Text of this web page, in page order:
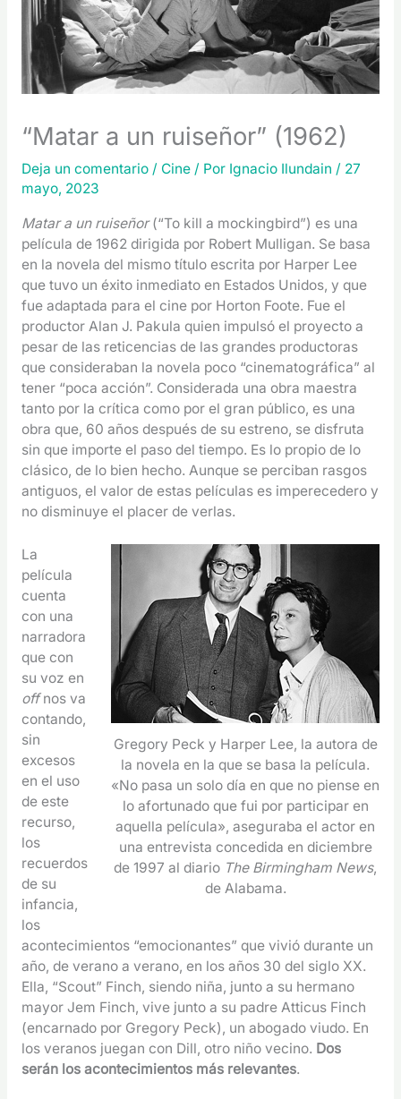
“Matar a un ruiseñor” (1962)
Deja un comentario / Cine/ Por Ignacio Ilundain / 27
mayo, 2023
Matar a un ruiseñor(“To kill a mockingbird”) es una
película de 1962 dirigida por Robert Mulligan. Se basa
en la novela del mismo título escrita por Harper Lee
que tuvo un éxito inmediato en Estados Unidos, y que
fue adaptada para el cine por Horton Foote. Fue el
productor Alan J. Pakula quien impulsó el proyecto a
pesar de las reticencias de las grandes productoras
que consideraban la novela poco “cinematográfica” al
tener “poca acción”. Considerada una obra maestra
tanto por la crítica como por el gran público, es una
obra que, 60 años después de su estreno, se disfruta
sin que importe el paso del tiempo. Es lo propio de lo
clásico, de lo bien hecho. Aunque se perciban rasgos
antiguos, el valor de estas películas es imperecedero y
no disminuye el placer de verlas.
Gregory Peck y Harper Lee, la autora de
la novela en la que se basa la película.
«No pasa un solo día en que no piense en
lo afortunado que fui por participar en
aquella película», aseguraba el actor en
una entrevista concedida en diciembre
de 1997 al diario The Birmingham News,
de Alabama.
La
película
cuenta
con una
narradora
que con
su voz en
offnos va
contando,
sin
excesos
en el uso
de este
recurso,
los
recuerdos
de su
infancia,
los
acontecimientos “emocionantes” que vivió durante un
año, de verano a verano, en los años 30 del siglo XX.
Ella, “Scout” Finch, siendo niña, junto a su hermano
mayor Jem Finch, vive junto a su padre Atticus Finch
(encarnado por Gregory Peck), un abogado viudo. En
los veranos juegan con Dill, otro niño vecino. Dos
serán los acontecimientos más relevantes.